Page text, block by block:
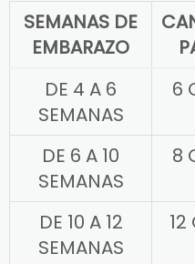
SEMANAS DE
EMBARAZO
DE 4 A 6
SEMANAS
6
DE 6 A 10
SEMANAS
8
DE 10 A 12
SEMANAS
12